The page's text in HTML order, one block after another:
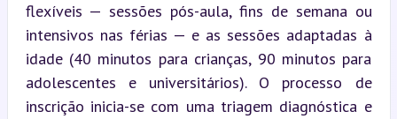
flexíveis — sessões pós-aula, fins de semana ou
intensivos nas férias — e as sessões adaptadas à
idade (40 minutos para crianças, 90 minutos para
adolescentes e universitários). O processo de
inscrição inicia-se com uma triagem diagnóstica e